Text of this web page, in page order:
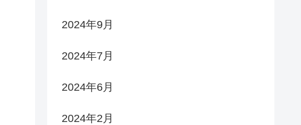
2024年9月
2024年7月
2024年6月
2024年2月